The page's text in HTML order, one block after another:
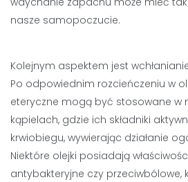
nasze samopoczucie.
Kolejnym aspektem jest
Po odpowiednim rozcieńczeniu w
eteryczne mogą być stosowane w
kąpielach, gdzie ich składniki
krwiobiegu, wywierając działanie
Niektóre olejki posiadają
antybakteryjne czy przeciwbólowe,